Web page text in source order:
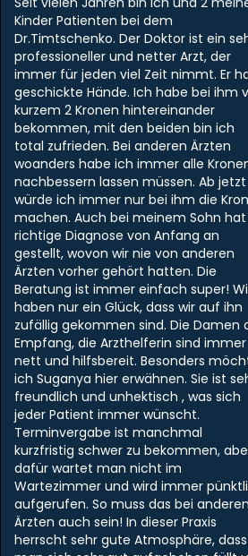
Kinder Patienten bei dem
Dr.Timtschenko. Der Doktor ist ein
professioneller und netter Arzt, der
immer für jeden viel Zeit nimmt. Er
geschickte Hände. Ich habe bei ihm
kurzem 2 Kronen hintereinander
bekommen, mit den beiden bin ich
total zufrieden. Bei anderen Ärzten
woanders habe ich immer alle
nachbessern lassen müssen. Ab jetzt
würde ich immer nur bei ihm die
machen. Auch bei meinem Sohn
richtige Diagnose von Anfang an
gestellt, wovon wir nie von anderen
Ärzten vorher gehört hatten. Die
Beratung ist immer einfach super!
haben nur ein Glück, dass wir auf ihn
zufällig gekommen sind. Die Damen
Empfang, die Arzthelferin sind immer
nett und hilfsbereit. Besonders
ich Suganya hier erwähnen. Sie ist
freundlich und unhektisch , was sich
jeder Patient immer wünscht.
Terminvergabe ist manchmal
kurzfristig schwer zu bekommen,
dafür wartet man nicht im
Wartezimmer und wird immer
aufgerufen. So muss das bei anderen
Ärzten auch sein! In dieser Praxis
herrscht sehr gute Atmosphäre, dass